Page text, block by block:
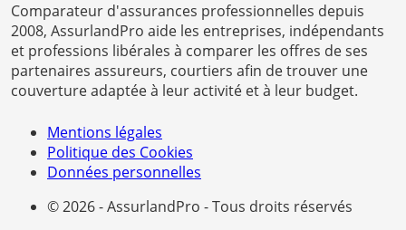
Comparateur d'assurances professionnelles depuis
2008, AssurlandPro aide les entreprises, indépendants
et professions libérales à comparer les offres de ses
partenaires assureurs, courtiers afin de trouver une
couverture adaptée à leur activité et à leur budget.
Mentions légales
Politique des Cookies
Données personnelles
© 2026 - AssurlandPro - Tous droits réservés